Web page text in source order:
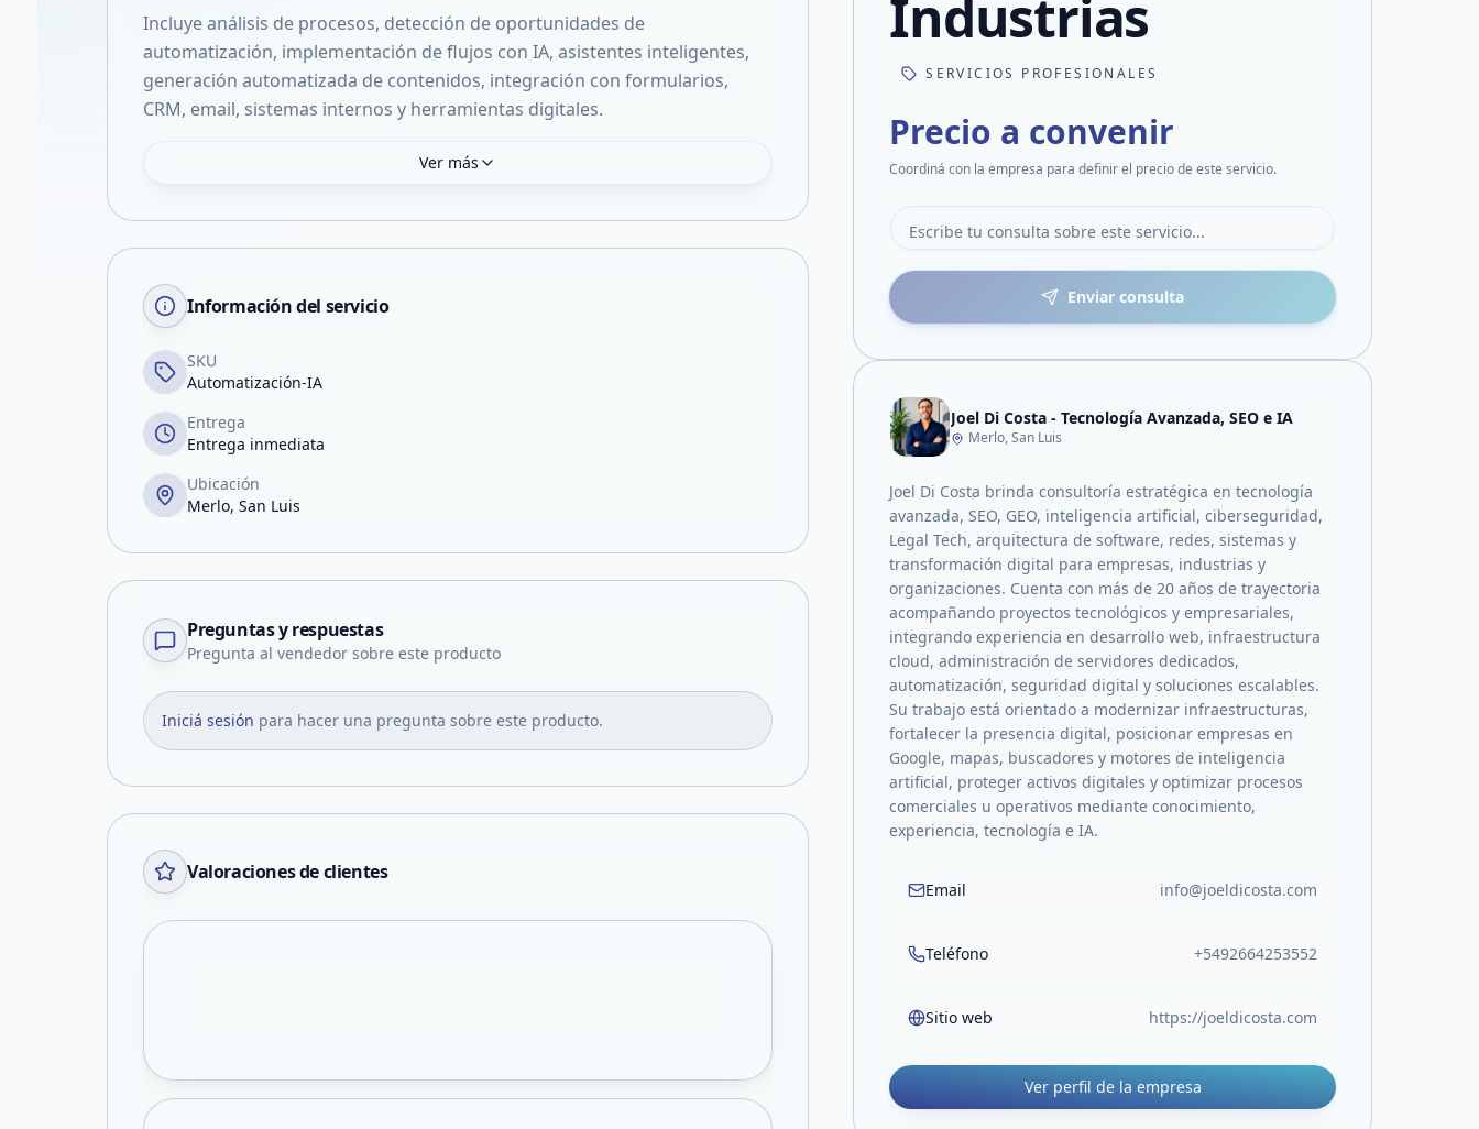
Incluye análisis de procesos, detección de oportunidades de
automatización, implementación de flujos con IA, asistentes inteligentes,
generación automatizada de contenidos, integración con formularios,
CRM, email, sistemas internos y herramientas digitales.
Ver más
Información del servicio
SKU
Automatización-IA
Entrega
Entrega inmediata
Ubicación
Merlo, San Luis
Preguntas y respuestas
Pregunta al vendedor sobre este producto
Iniciá sesión para hacer una pregunta sobre este producto.
Valoraciones de clientes
Industrias
SERVICIOS PROFESIONALES
Precio a convenir
Coordiná con la empresa para definir el precio de este servicio.
Enviar consulta
Joel Di Costa - Tecnología Avanzada, SEO e IA
Merlo, San Luis
Joel Di Costa brinda consultoría estratégica en tecnología
avanzada, SEO, GEO, inteligencia artificial, ciberseguridad,
Legal Tech, arquitectura de software, redes, sistemas y
transformación digital para empresas, industrias y
organizaciones. Cuenta con más de 20 años de trayectoria
acompañando proyectos tecnológicos y empresariales,
integrando experiencia en desarrollo web, infraestructura
cloud, administración de servidores dedicados,
automatización, seguridad digital y soluciones escalables.
Su trabajo está orientado a modernizar infraestructuras,
fortalecer la presencia digital, posicionar empresas en
Google, mapas, buscadores y motores de inteligencia
artificial, proteger activos digitales y optimizar procesos
comerciales u operativos mediante conocimiento,
experiencia, tecnología e IA.
Email info@joeldicosta.com
Teléfono +5492664253552
Sitio web https://joeldicosta.com
Ver perfil de la empresa